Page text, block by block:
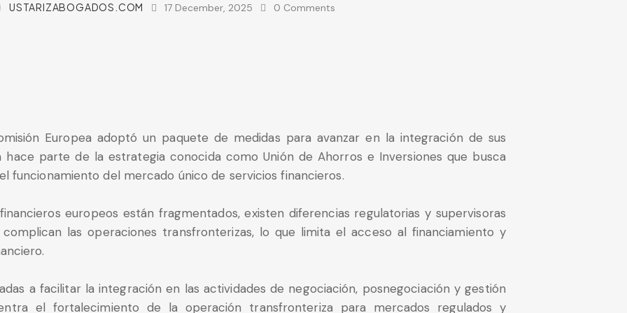
USTARIZABOGADOS.COM 17 December, 2025 0 Comments
Europea adoptó un paquete de medidas para avanzar en la integración de sus
hace parte de la estrategia conocida como Unión de Ahorros e Inversiones que busca
funcionamiento del mercado único de servicios financieros.
europeos están fragmentados, existen diferencias regulatorias y supervisoras
las operaciones transfronterizas, lo que limita el acceso al financiamiento y
a facilitar la integración en las actividades de negociación, posnegociación y gestión
el fortalecimiento de la operación transfronteriza para mercados regulados y